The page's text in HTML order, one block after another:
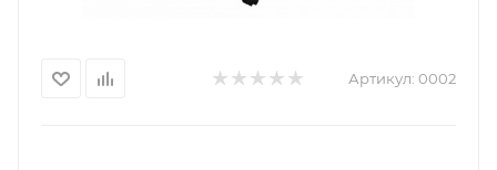
Артикул: 0002